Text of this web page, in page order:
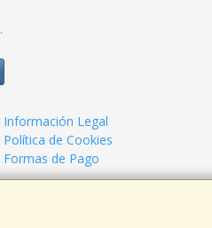
.
Información Legal
Política de Cookies
Formas de Pago